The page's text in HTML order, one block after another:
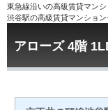
東急線沿いの高級賃貸マン
渋谷駅の高級賃貸マンション
アローズ 4階